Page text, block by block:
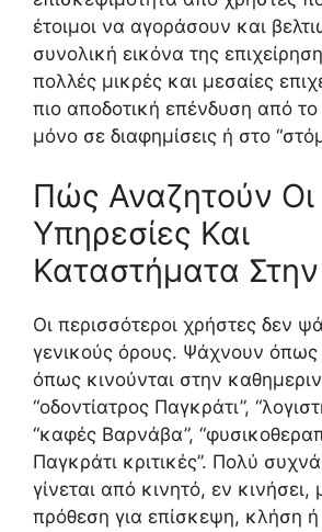
έτοιμοι να αγοράσουν και
συνολική εικόνα της
πολλές μικρές και μεσαίες
πιο αποδοτική επένδυση από το
μόνο σε διαφημίσεις ή στο
Πώς Αναζητούν
Υπηρεσίες Και
Καταστήματα
Οι περισσότεροι χρήστες δεν
γενικούς όρους. Ψάχνουν όπως
όπως κινούνται στην
“οδοντίατρος Παγκράτι”,
“καφές Βαρνάβα”,
Παγκράτι κριτικές”. Πολύ
γίνεται από κινητό, εν
πρόθεση για επίσκεψη, κλήση